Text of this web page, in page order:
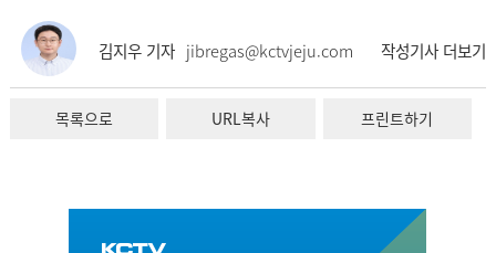
김지우 기자 jibregas@kctvjeju.com 작성기사 더보기
목록으로 URL복사 프린트하기